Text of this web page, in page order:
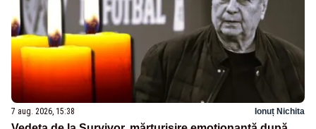
7 aug. 2026, 15:38 Ionuț Nichita